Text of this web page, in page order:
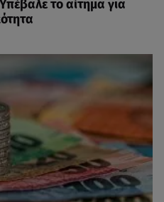
το αίτημα για